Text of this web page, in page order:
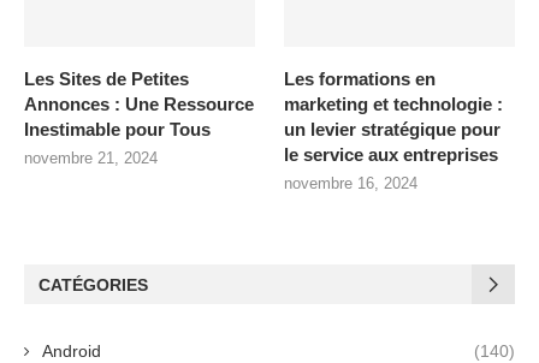
Les Sites de Petites
Annonces : Une Ressource
Inestimable pour Tous
novembre 21, 2024
Les formations en
marketing et technologie :
un levier stratégique pour
le service aux entreprises
novembre 16, 2024
CATÉGORIES
Android (140)